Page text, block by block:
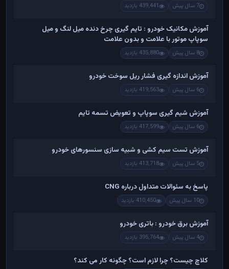
7 سال پیش 439,441 بازدید
آموزش مکانیک خودرو : تایم گیری چرخ دنده میل لنگ و میل
سوپاپ موتور با علامت و بدون علامت
8 سال پیش 435,880 بازدید
آموزش اندازه گیری فشار ریل سوخت خودرو
6 سال پیش 419,563 بازدید
آموزش شیم گیری سوپاپ و تعویض تسمه تایم
6 سال پیش 417,599 بازدید
آموزش تست سیم کشی و شبیه سازی سنسورهای خودرو
5 سال پیش 413,718 بازدید
پاسخ به سئوالات متداول درباره CNG
10 سال پیش 410,450 بازدید
آموزش برق خودرو : باتری خودرو
4 سال پیش 395,764 بازدید
کلاچ چیست؟ چرا لازم است؟ چگونه کار می کند؟